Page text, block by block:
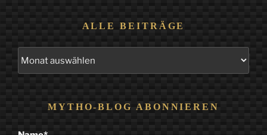
ALLE BEITRÄGE
MYTHO-BLOG ABONNIEREN